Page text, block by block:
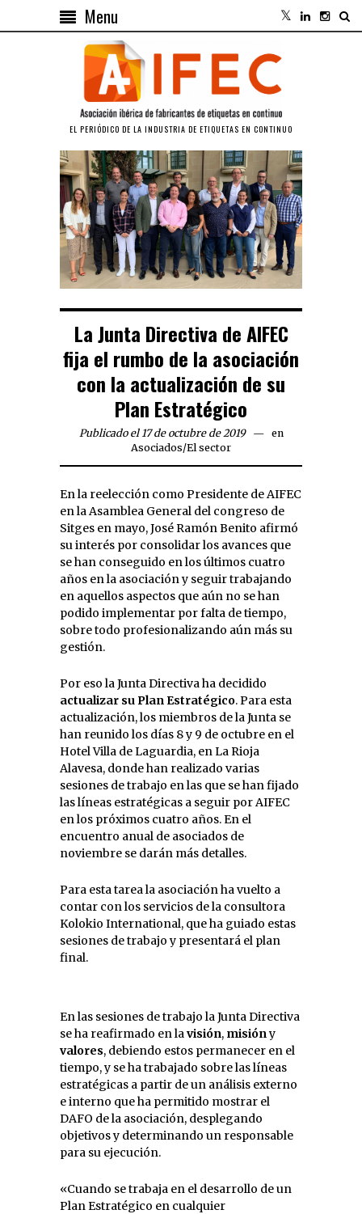
Menu
EL PERIÓDICO DE LA INDUSTRIA DE ETIQUETAS EN CONTINUO
La Junta Directiva de AIFEC
fija el rumbo de la asociación
con la actualización de su
Plan Estratégico
Publicado el 17 de octubre de 2019
en
Asociados/El sector
En la reelección como Presidente de AIFEC
en la Asamblea General del congreso de
Sitges en mayo, José Ramón Benito afirmó
su interés por consolidar los avances que
se han conseguido en los últimos cuatro
años en la asociación y seguir trabajando
en aquellos aspectos que aún no se han
podido implementar por falta de tiempo,
sobre todo profesionalizando aún más su
gestión.
Por eso la Junta Directiva ha decidido
actualizar su Plan Estratégico. Para esta
actualización, los miembros de la Junta se
han reunido los días 8 y 9 de octubre en el
Hotel Villa de Laguardia, en La Rioja
Alavesa, donde han realizado varias
sesiones de trabajo en las que se han fijado
las líneas estratégicas a seguir por AIFEC
en los próximos cuatro años. En el
encuentro anual de asociados de
noviembre se darán más detalles.
Para esta tarea la asociación ha vuelto a
contar con los servicios de la consultora
Kolokio International, que ha guiado estas
sesiones de trabajo y presentará el plan
final.
En las sesiones de trabajo la Junta Directiva
se ha reafirmado en lavisión, misióny
valores, debiendo estos permanecer en el
tiempo, y se ha trabajado sobre las líneas
estratégicas a partir de un análisis externo
e interno que ha permitido mostrar el
DAFO de la asociación, desplegando
objetivos y determinando un responsable
para su ejecución.
«Cuando se trabaja en el desarrollo de un
Plan Estratégico en cualquier